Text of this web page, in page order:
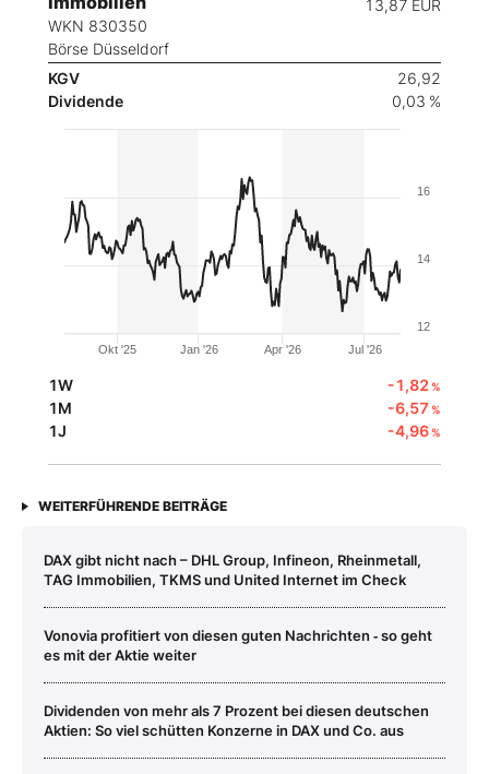
WKN 830350
Börse Düsseldorf
13,87 EUR
KGV
26,92
Dividende
0,03 %
Okt '25 Jan '26 Apr '26 Jul '26
12
14
16
1W -1,82%
1M -6,57 %
1J -4,96%
WEITERFÜHRENDE BEITRÄGE
DAX gibt nicht nach – DHL Group, Infineon, Rheinmetall,
TAG Immobilien, TKMS und United Internet im Check
Vonovia profitiert von diesen guten Nachrichten ‑ so geht
es mit der Aktie weiter
Dividenden von mehr als 7 Prozent bei diesen deutschen
Aktien: So viel schütten Konzerne in DAX und Co. aus